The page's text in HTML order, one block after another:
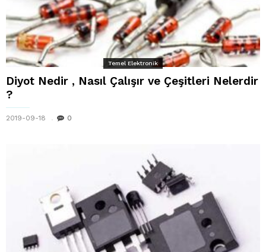
Temel Elektronik
Diyot Nedir , Nasıl Çalışır ve Çeşitleri Nelerdir
?
2019-09-18 0